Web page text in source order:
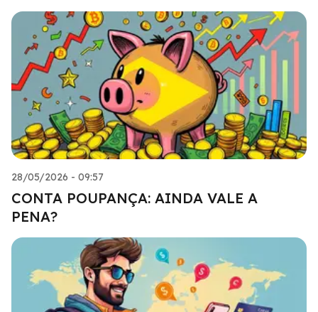
28/05/2026 - 09:57
CONTA POUPANÇA: AINDA VALE A
PENA?